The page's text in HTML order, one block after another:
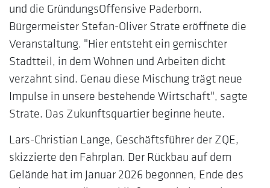
und die GründungsOffensive Paderborn.
Bürgermeister Stefan-Oliver Strate eröffnete die
Veranstaltung. "Hier entsteht ein gemischter
Stadtteil, in dem Wohnen und Arbeiten dicht
verzahnt sind. Genau diese Mischung trägt neue
Impulse in unsere bestehende Wirtschaft", sagte
Strate. Das Zukunftsquartier beginne heute.
Lars-Christian Lange, Geschäftsführer der ZQE,
skizzierte den Fahrplan. Der Rückbau auf dem
Gelände hat im Januar 2026 begonnen, Ende des